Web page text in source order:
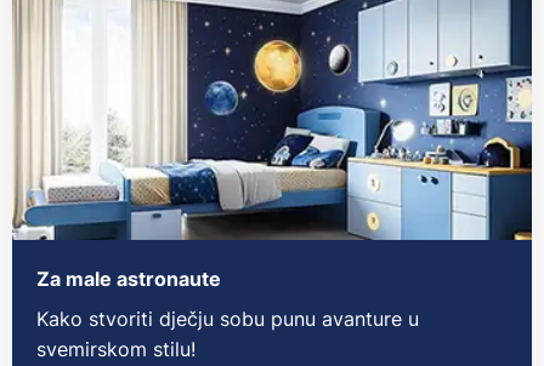
Za male astronaute
Kako stvoriti dječju sobu punu avanture u
svemirskom stilu!